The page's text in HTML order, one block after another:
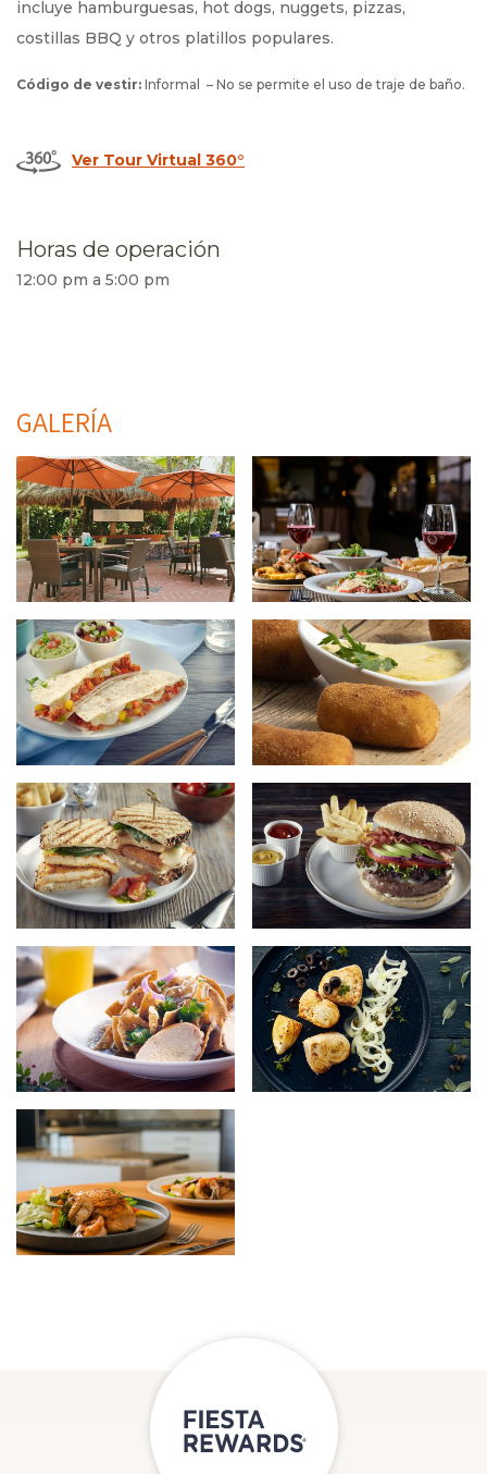
incluye hamburguesas, hot dogs, nuggets, pizzas,
costillas BBQ y otros platillos populares.
Código de vestir: Informal – No se permite el uso de traje de baño.
Ver Tour Virtual 360°
Horas de operación
12:00 pm a 5:00 pm
GALERÍA